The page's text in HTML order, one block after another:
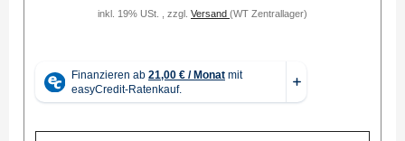
inkl. 19% USt. , zzgl. Versand (WT Zentrallager)